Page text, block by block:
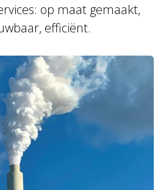
op maat gemaakt,
efficiënt.